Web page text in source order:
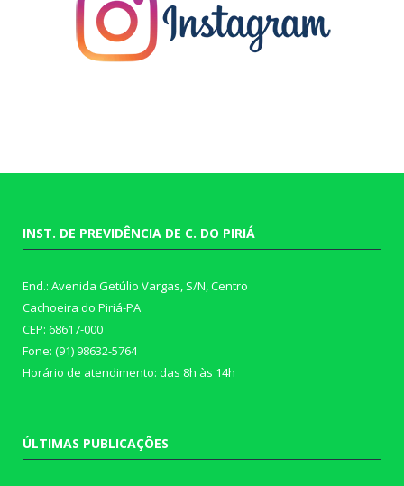
INST. DE PREVIDÊNCIA DE C. DO PIRIÁ
End.: Avenida Getúlio Vargas, S/N, Centro
Cachoeira do Piriá-PA
CEP: 68617-000
Fone: (91) 98632-5764
Horário de atendimento: das 8h às 14h
ÚLTIMAS PUBLICAÇÕES